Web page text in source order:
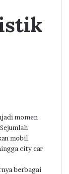
momen
mobil
city car
berbagai